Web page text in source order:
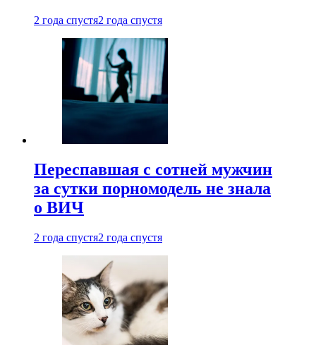
2 года спустя2 года спустя
Переспавшая с сотней мужчин
за сутки порномодель не знала
о ВИЧ
2 года спустя2 года спустя